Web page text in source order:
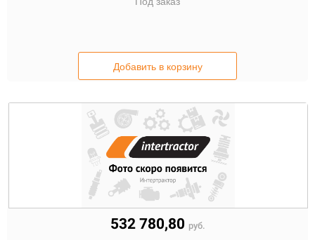
Добавить в корзину
532 780,80 руб.